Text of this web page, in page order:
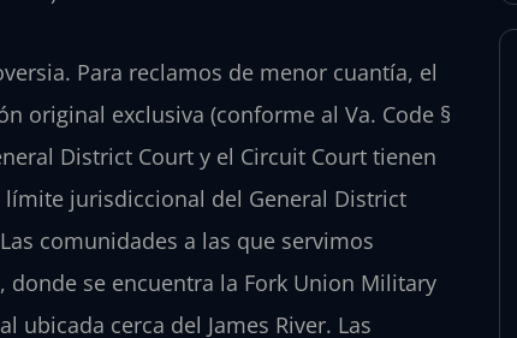
Para reclamos de menor cuantía, el
original exclusiva (conforme al Va. Code §
District Court y el Circuit Court tienen
jurisdiccional del General District
comunidades a las que servimos
se encuentra la Fork Union Military
ubicada cerca del James River. Las